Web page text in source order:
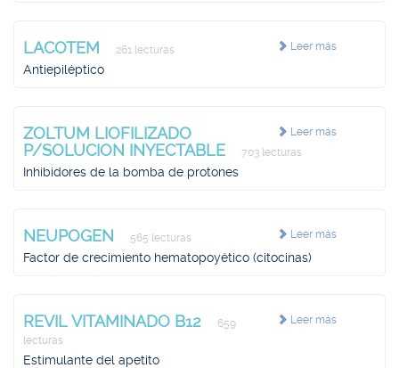
Leer más
LACOTEM 261 lecturas
Antiepiléptico
Leer más
ZOLTUM LIOFILIZADO
P/SOLUCION INYECTABLE
703 lecturas
Inhibidores de la bomba de protones
Leer más
NEUPOGEN 565 lecturas
Factor de crecimiento hematopoyético (citocinas)
Leer más
REVIL VITAMINADO B12
659
lecturas
Estimulante del apetito